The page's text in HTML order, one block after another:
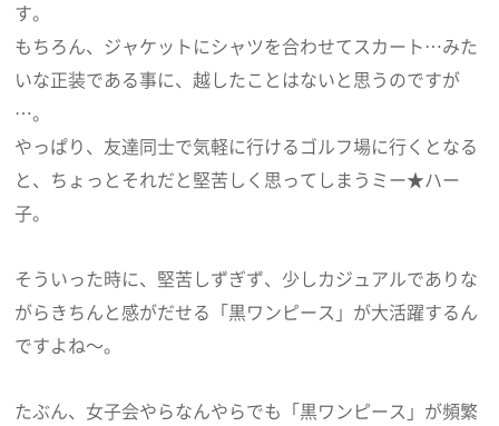
す。
もちろん、ジャケットにシャツを合わせてスカート…みた
いな正装である事に、越したことはないと思うのですが
…。
やっぱり、友達同士で気軽に行けるゴルフ場に行くとなる
と、ちょっとそれだと堅苦しく思ってしまうミー★ハー
子。
そういった時に、堅苦しずぎず、少しカジュアルでありな
がらきちんと感がだせる「黒ワンピース」が大活躍するん
ですよね～。
たぶん、女子会やらなんやらでも「黒ワンピース」が頻繁